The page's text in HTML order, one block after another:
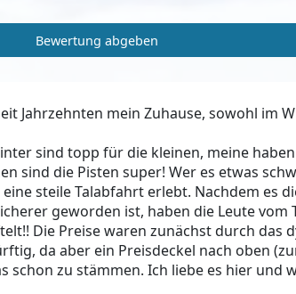
Bewertung abgeben
Jahrzehnten mein Zuhause, sowohl im
sind topp für die kleinen, meine
sind die Pisten super! Wer es etwas
steile Talabfahrt erlebt. Nachdem es
geworden ist, haben die Leute vom
Die Preise waren zunächst durch das
da aber ein Preisdeckel nach oben
schon zu stämmen. Ich liebe es hier